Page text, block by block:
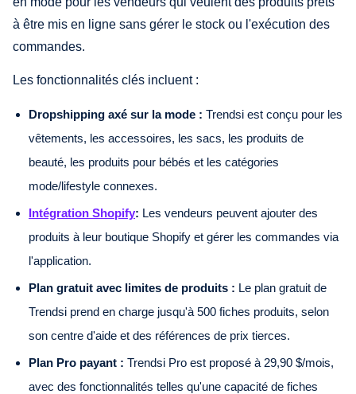
à être mis en ligne sans gérer le stock ou l'exécution des
commandes.
Les fonctionnalités clés incluent :
Dropshipping axé sur la mode : Trendsi est conçu pour les
vêtements, les accessoires, les sacs, les produits de
beauté, les produits pour bébés et les catégories
mode/lifestyle connexes.
Intégration Shopify: Les vendeurs peuvent ajouter des
produits à leur boutique Shopify et gérer les commandes via
l'application.
Plan gratuit avec limites de produits : Le plan gratuit de
Trendsi prend en charge jusqu'à 500 fiches produits, selon
son centre d'aide et des références de prix tierces.
Plan Pro payant : Trendsi Pro est proposé à 29,90 $/mois,
avec des fonctionnalités telles qu'une capacité de fiches